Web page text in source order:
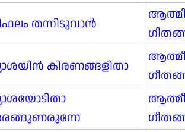
തന്നിടുവാൻ
കിരണങ്ങളിതാ